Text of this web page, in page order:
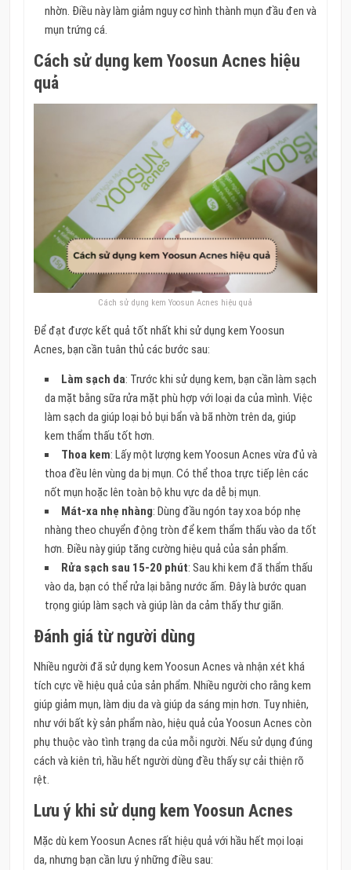
nhờn. Điều này làm giảm nguy cơ hình thành mụn đầu đen và
mụn trứng cá.
Cách sử dụng kem Yoosun Acnes hiệu
quả
Cách sử dụng kem Yoosun Acnes hiệu quả
Để đạt được kết quả tốt nhất khi sử dụng kem Yoosun
Acnes, bạn cần tuân thủ các bước sau:
Làm sạch da: Trước khi sử dụng kem, bạn cần làm sạch
da mặt bằng sữa rửa mặt phù hợp với loại da của mình. Việc
làm sạch da giúp loại bỏ bụi bẩn và bã nhờn trên da, giúp
kem thẩm thấu tốt hơn.
Thoa kem: Lấy một lượng kem Yoosun Acnes vừa đủ và
thoa đều lên vùng da bị mụn. Có thể thoa trực tiếp lên các
nốt mụn hoặc lên toàn bộ khu vực da dễ bị mụn.
Mát-xa nhẹ nhàng: Dùng đầu ngón tay xoa bóp nhẹ
nhàng theo chuyển động tròn để kem thẩm thấu vào da tốt
hơn. Điều này giúp tăng cường hiệu quả của sản phẩm.
Rửa sạch sau 15-20 phút: Sau khi kem đã thẩm thấu
vào da, bạn có thể rửa lại bằng nước ấm. Đây là bước quan
trọng giúp làm sạch và giúp làn da cảm thấy thư giãn.
Đánh giá từ người dùng
Nhiều người đã sử dụng kem Yoosun Acnes và nhận xét khá
tích cực về hiệu quả của sản phẩm. Nhiều người cho rằng kem
giúp giảm mụn, làm dịu da và giúp da sáng mịn hơn. Tuy nhiên,
như với bất kỳ sản phẩm nào, hiệu quả của Yoosun Acnes còn
phụ thuộc vào tình trạng da của mỗi người. Nếu sử dụng đúng
cách và kiên trì, hầu hết người dùng đều thấy sự cải thiện rõ
rệt.
Lưu ý khi sử dụng kem Yoosun Acnes
Mặc dù kem Yoosun Acnes rất hiệu quả với hầu hết mọi loại
da, nhưng bạn cần lưu ý những điều sau: